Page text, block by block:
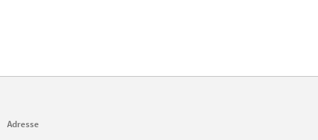
Adresse